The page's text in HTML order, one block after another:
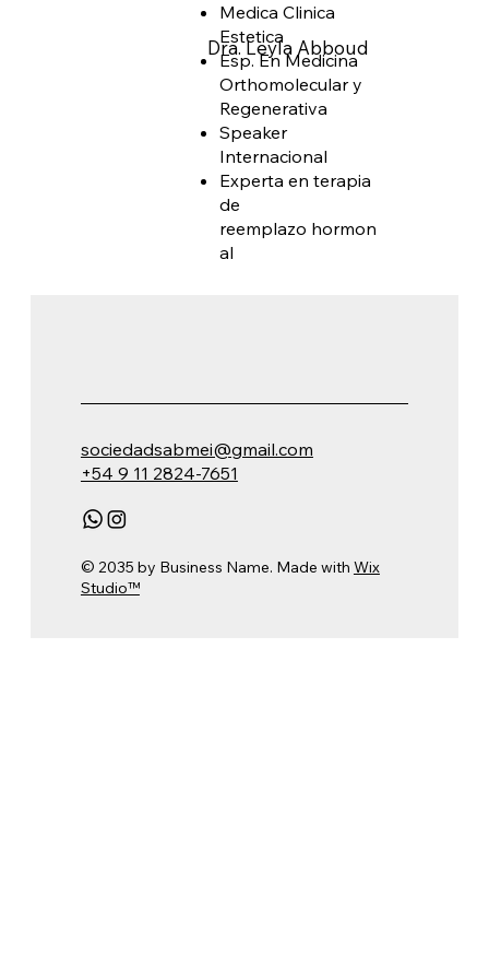
Dra. Leyla Abboud
Medica Clinica
Estetica
Esp. En Medicina
Orthomolecular y
Regenerativa
Speaker
Internacional
Experta en terapia
de
reemplazo hormon
al
sociedadsabmei@gmail.com
+54 9 11 2824-7651
© 2035 by Business Name. Made with Wix
Studio™